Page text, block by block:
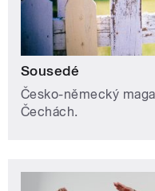
Sousedé
Česko-německý
Čechách.